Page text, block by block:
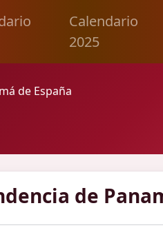
Calendario
2025
de España
de